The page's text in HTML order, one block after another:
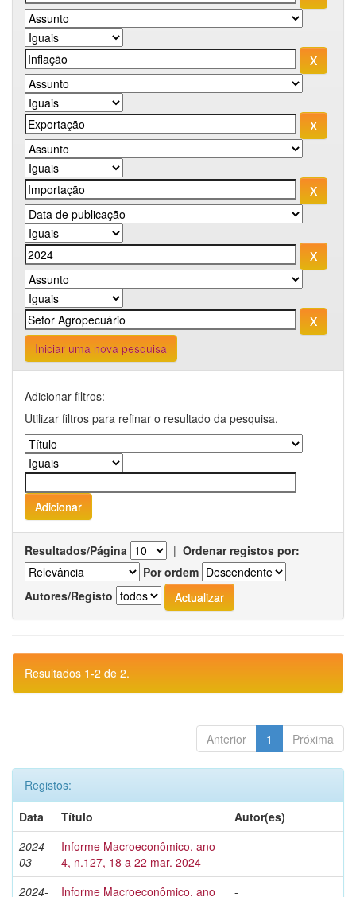
Iniciar uma nova pesquisa
Adicionar filtros:
Utilizar filtros para refinar o resultado da pesquisa.
Resultados/Página | Ordenar registos por:
Por ordem
Autores/Registo
Resultados 1-2 de 2.
Anterior 1 Próxima
Registos:
Data
Título
Autor(es)
2024-
03
Informe Macroeconômico, ano
4, n.127, 18 a 22 mar. 2024
-
2024- Informe Macroeconômico, ano -